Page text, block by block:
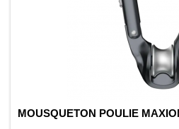
MOUSQUETON POULIE